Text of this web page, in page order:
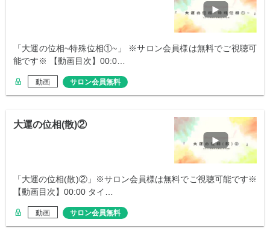
「大運の位相~特殊位相①~」 ※サロン会員様は無料でご視聴可
能です※ 【動画目次】00:0…
動画 サロン会員無料
大運の位相(散)②
「大運の位相(散)②」※サロン会員様は無料でご視聴可能です※
【動画目次】00:00 タイ…
動画 サロン会員無料